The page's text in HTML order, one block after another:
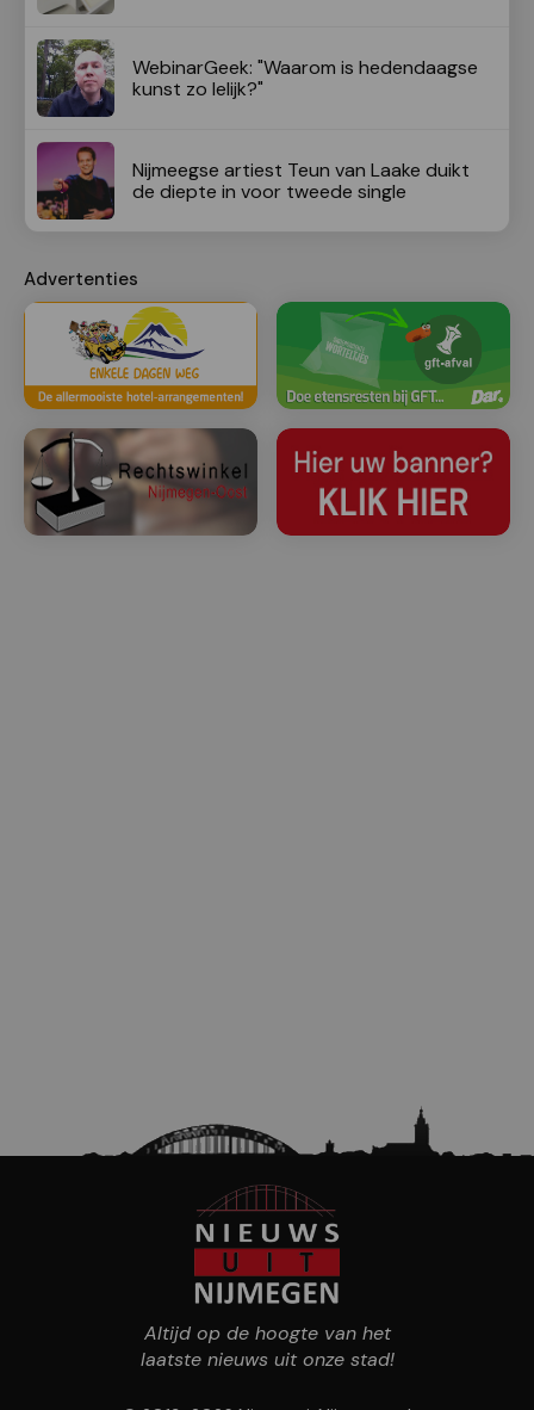
WebinarGeek: "Waarom is hedendaagse
kunst zo lelijk?"
Nijmeegse artiest Teun van Laake duikt
de diepte in voor tweede single
Advertenties
Altijd op de hoogte van het
laatste nieuws uit onze stad!